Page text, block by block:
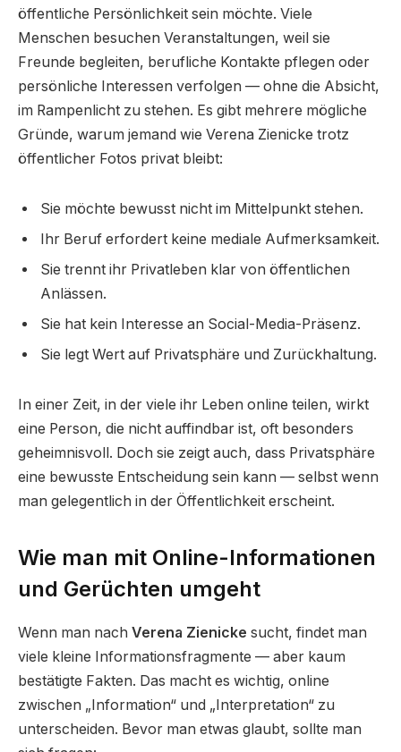
öffentliche Persönlichkeit sein möchte. Viele
Menschen besuchen Veranstaltungen, weil sie
Freunde begleiten, berufliche Kontakte pflegen oder
persönliche Interessen verfolgen — ohne die Absicht,
im Rampenlicht zu stehen. Es gibt mehrere mögliche
Gründe, warum jemand wie Verena Zienicke trotz
öffentlicher Fotos privat bleibt:
Sie möchte bewusst nicht im Mittelpunkt stehen.
Ihr Beruf erfordert keine mediale Aufmerksamkeit.
Sie trennt ihr Privatleben klar von öffentlichen
Anlässen.
Sie hat kein Interesse an Social-Media-Präsenz.
Sie legt Wert auf Privatsphäre und Zurückhaltung.
In einer Zeit, in der viele ihr Leben online teilen, wirkt
eine Person, die nicht auffindbar ist, oft besonders
geheimnisvoll. Doch sie zeigt auch, dass Privatsphäre
eine bewusste Entscheidung sein kann — selbst wenn
man gelegentlich in der Öffentlichkeit erscheint.
Wie man mit Online-Informationen
und Gerüchten umgeht
Wenn man nach Verena Zienicke sucht, findet man
viele kleine Informationsfragmente — aber kaum
bestätigte Fakten. Das macht es wichtig, online
zwischen „Information“ und „Interpretation“ zu
unterscheiden. Bevor man etwas glaubt, sollte man